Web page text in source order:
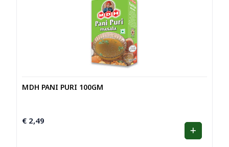
MDH PANI PURI 100GM
€ 2,49